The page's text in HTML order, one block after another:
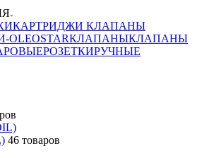
КАРТРИДЖИ КЛАПАНЫ
КЛАПАНЫКЛАПАНЫ
РОЗЕТКИРУЧНЫЕ
46 товаров